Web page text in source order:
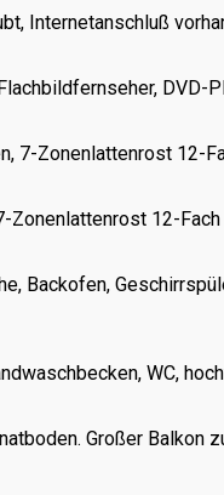
Internetanschluß
DVD-
7-Zonenlattenrost 12-
12-
Backofen,
WC,
Großer Balkon